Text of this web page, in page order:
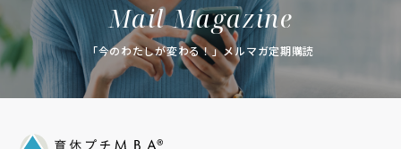
Mail Magazine
「今のわたしが変わる！」メルマガ定期購読